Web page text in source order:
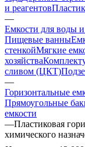
и реагентов
—
Емкости для воды
Пищевые ванны
стенкойМягкие
хозяйства
сливом (ЦКТ)
—
Горизонтальные
Прямоугольные
емкости
—Пластиковая
химического